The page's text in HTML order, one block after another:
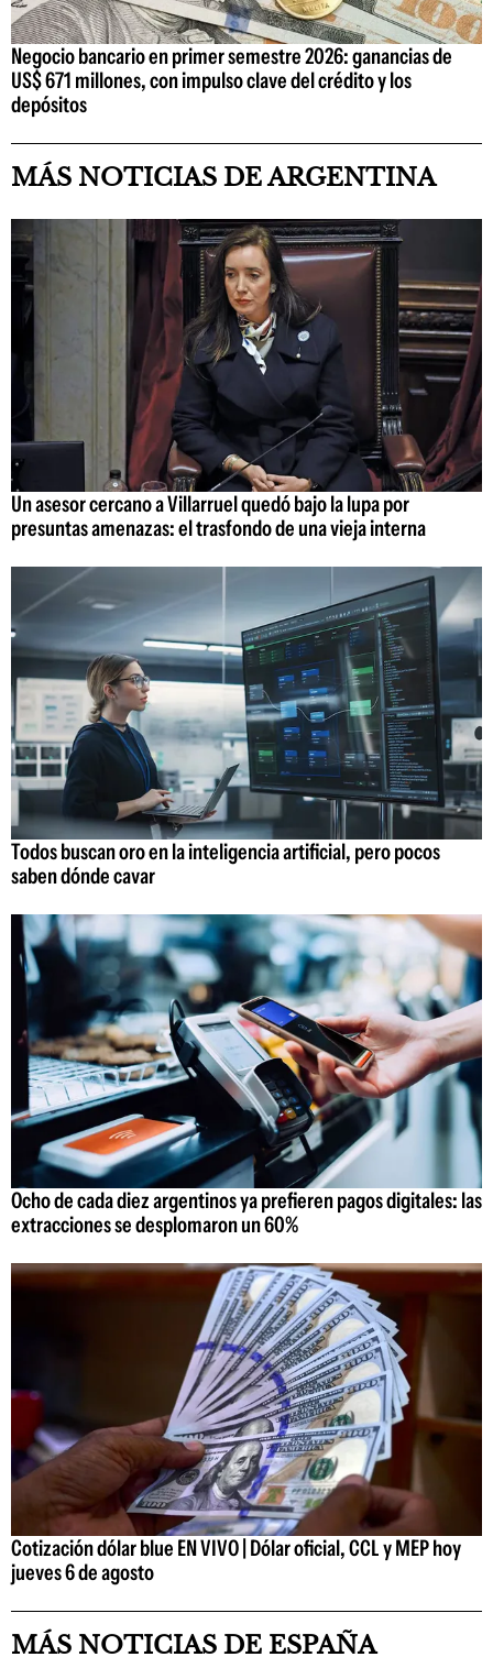
Negocio bancario en primer semestre 2026: ganancias de
US$ 671 millones, con impulso clave del crédito y los
depósitos
MÁS NOTICIAS DE ARGENTINA
Un asesor cercano a Villarruel quedó bajo la lupa por
presuntas amenazas: el trasfondo de una vieja interna
Todos buscan oro en la inteligencia artificial, pero pocos
saben dónde cavar
Ocho de cada diez argentinos ya prefieren pagos digitales: las
extracciones se desplomaron un 60%
Cotización dólar blue EN VIVO | Dólar oficial, CCL y MEP hoy
jueves 6 de agosto
MÁS NOTICIAS DE ESPAÑA